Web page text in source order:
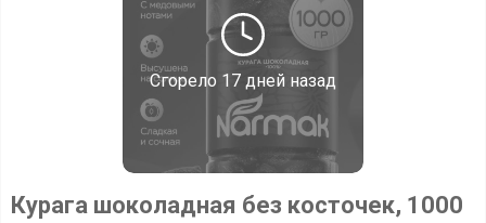
Сгорело 17 дней назад
Курага шоколадная без косточек, 1000